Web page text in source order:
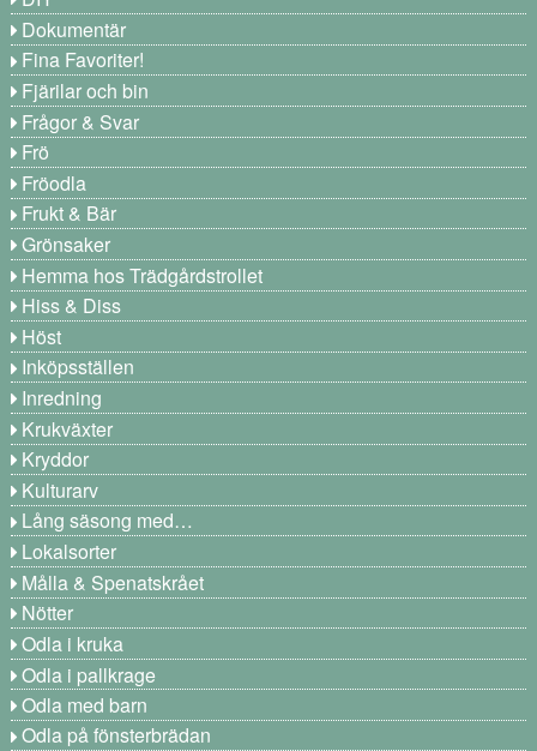
Dokumentär
Fina Favoriter!
Fjärilar och bin
Frågor & Svar
Frö
Fröodla
Frukt & Bär
Grönsaker
Hemma hos Trädgårdstrollet
Hiss & Diss
Höst
Inköpsställen
Inredning
Krukväxter
Kryddor
Kulturarv
Lång säsong med…
Lokalsorter
Målla & Spenatskrået
Nötter
Odla i kruka
Odla i pallkrage
Odla med barn
Odla på fönsterbrädan